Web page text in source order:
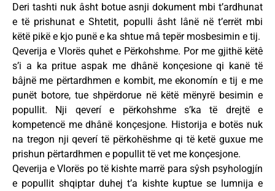
Deri tashti nuk âsht botue asnji dokument mbi t’ardhunat
e të prishunat e Shtetit, populli âsht lânë në t’errët mbi
këtë pikë e kjo punë e ka shtue mâ tepër mosbesimin e tij.
Qeverija e Vlorës quhet e Përkohshme. Por me gjithë këtê
s’i a ka pritue aspak me dhânë konçesione qi kanë të
bâjnë me përtardhmen e kombit, me ekonomín e tij e me
punët botore, tue shpërdorue në këtë mënyrë besimin e
popullit. Nji qeverí e përkohshme s’ka të drejtë e
kompetencë me dhânë konçesjone. Historija e botës nuk
na tregon nji qeverí të përkohëshme qi të ketë guxue me
prishun përtardhmen e popullit të vet me konçesjone.
Qeverija e Vlorës po të kishte marrë para sŷsh psyhologjín
e popullit shqiptar duhej t’a kishte kuptue se lumnija e